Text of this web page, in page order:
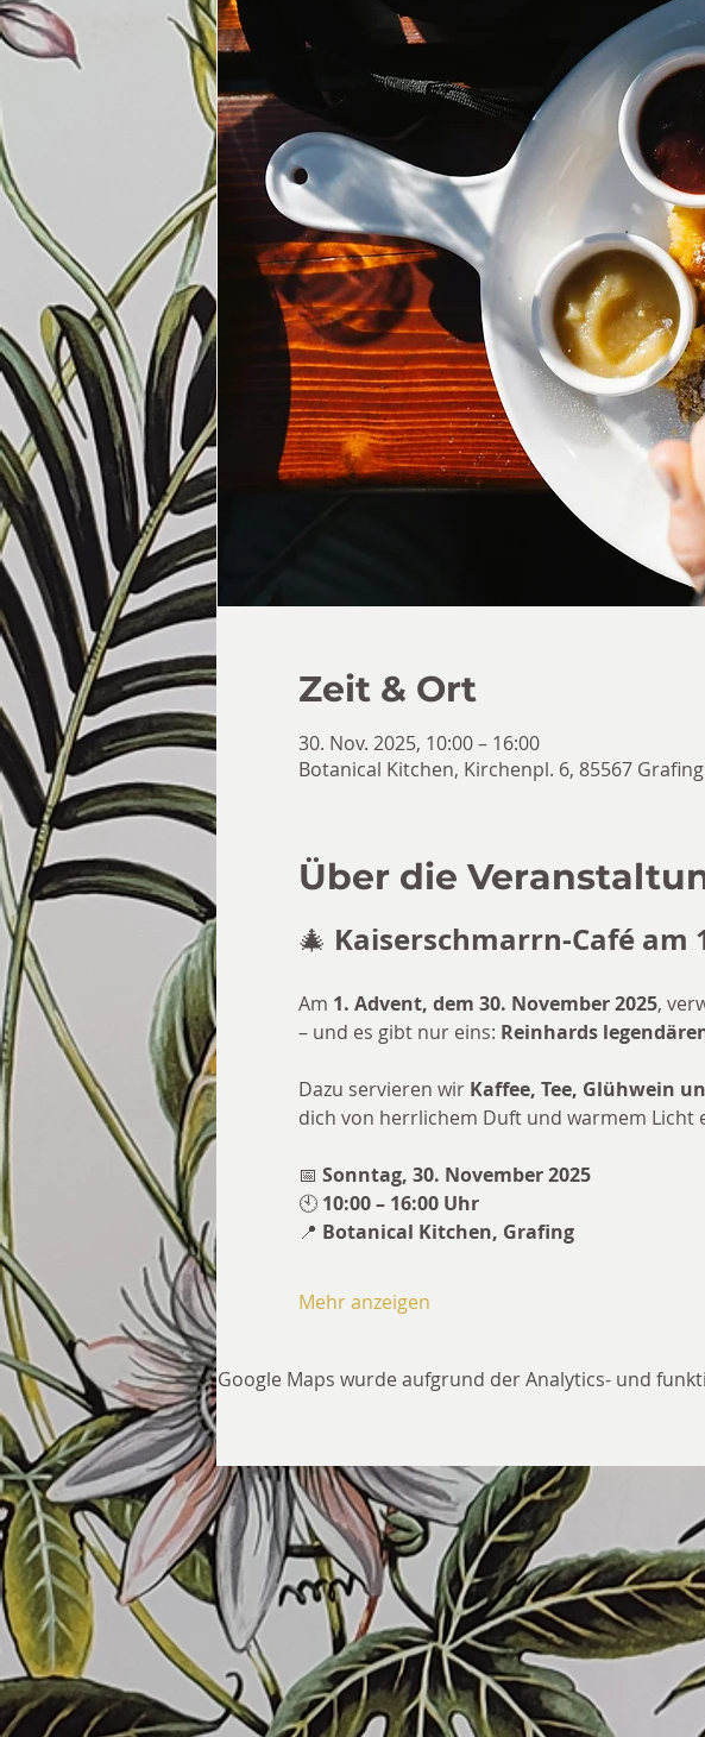
Zeit & Ort
30. Nov. 2025, 10:00 – 16:00
Botanical Kitchen, Kirchenpl. 6, 85567
Über die
🎄 Kaiserschmarrn-Café am
Am 1. Advent, dem 30. November 2025,
– und es gibt nur eins: Reinhards
Dazu servieren wir Kaffee, Tee, Glühwein
dich von herrlichem Duft und warmem Licht
📅 Sonntag, 30. November 2025
🕙 10:00 – 16:00 Uhr
📍 Botanical Kitchen, Grafing
Mehr anzeigen
Google Maps wurde aufgrund der Analytics- und